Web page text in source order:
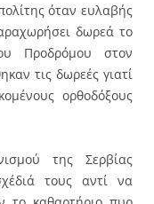
όταν ευλαβής
δωρεά το
Προδρόμου στον
τις δωρεές γιατί
ορθοδόξους
της Σερβίας
τους αντί να